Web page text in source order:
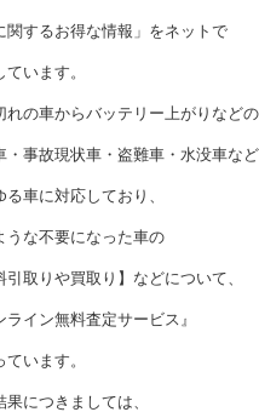
関するお得な情報」をネットで
ています。
れの車からバッテリー上がりなどの
・事故現状車・盗難車・水没車な
る車に対応しており、
うな不要になった車の
引取りや買取り】などについて、
ライン無料査定サービス』
ています。
果につきましては、